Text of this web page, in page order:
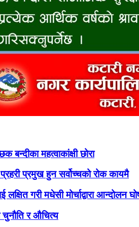
बन्दीका महत्वाकांक्षी छोरा
प्रमुख हुन सर्वोच्चको रोक कायमै
गरी मधेसी मोर्चाद्वारा आन्दोलन
चुनौति र औचित्य